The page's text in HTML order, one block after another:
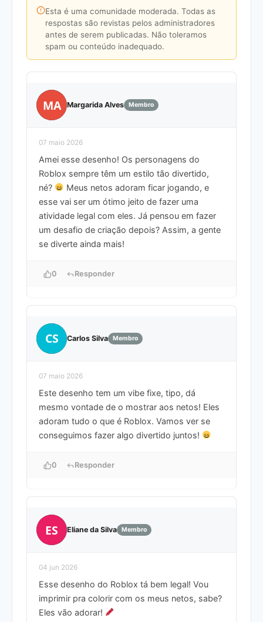
Esta é uma comunidade moderada. Todas as
respostas são revistas pelos administradores
antes de serem publicadas. Não toleramos
spam ou conteúdo inadequado.
MA Margarida Alves Membro
07 maio 2026
Amei esse desenho! Os personagens do
Roblox sempre têm um estilo tão divertido,
né?
Meus netos adoram ficar jogando, e
esse vai ser um ótimo jeito de fazer uma
atividade legal com eles. Já pensou em fazer
um desafio de criação depois? Assim, a gente
se diverte ainda mais!
0 Responder
CS Carlos Silva Membro
07 maio 2026
Este desenho tem um vibe fixe, tipo, dá
mesmo vontade de o mostrar aos netos! Eles
adoram tudo o que é Roblox. Vamos ver se
conseguimos fazer algo divertido juntos!
0 Responder
ES Eliane da Silva Membro
04 jun 2026
Esse desenho do Roblox tá bem legal! Vou
imprimir pra colorir com os meus netos, sabe?
Eles vão adorar!